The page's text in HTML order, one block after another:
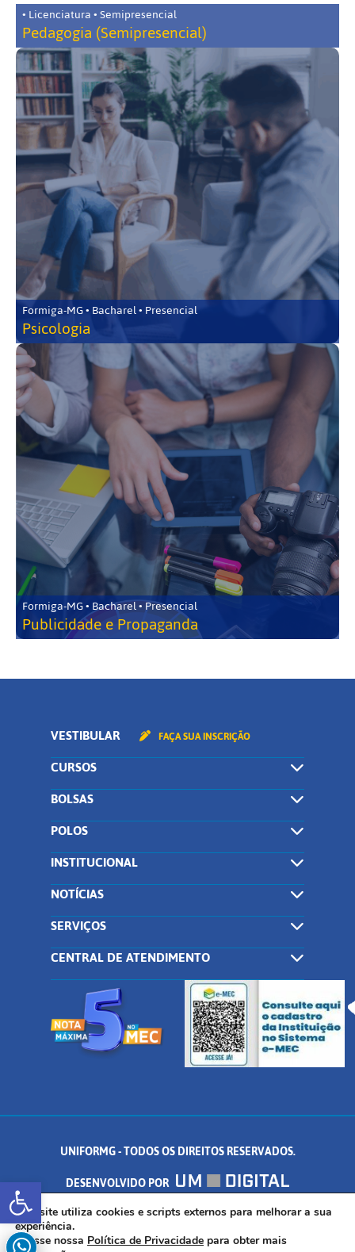
Abrir a barra de ferramentas
• Licenciatura • Semipresencial
Pedagogia (Semipresencial)
Formiga-MG • Bacharel • Presencial
Psicologia
Formiga-MG • Bacharel • Presencial
Publicidade e Propaganda
VESTIBULAR FAÇA SUA INSCRIÇÃO
CURSOS
BOLSAS
POLOS
INSTITUCIONAL
NOTÍCIAS
SERVIÇOS
CENTRAL DE ATENDIMENTO
UNIFORMG - TODOS OS DIREITOS RESERVADOS.
DESENVOLVIDO POR
AV. DR. ARNALDO DE SENNA, 328 - PALMEIRAS, FORMIGA/MG - CEP:
35.574.530
Este site utiliza cookies e scripts externos para melhorar a sua
experiência.
Acesse nossa Política de Privacidade para obter mais